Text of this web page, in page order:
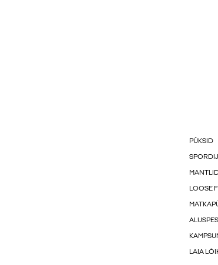
PÜKSID
LOOSE
LAIA